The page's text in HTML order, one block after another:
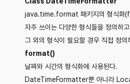
java.time.format 패키지의 형식화
자주 쓰이는 다양한 형식들을 정의하
그 외의 형식이 필요할 경우 직접 정의
format()
날짜와 시간의 형식화에 사용된다.
DateTimeFormatter뿐 아니라